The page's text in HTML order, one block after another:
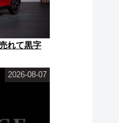
れて黒字
2026-08-07